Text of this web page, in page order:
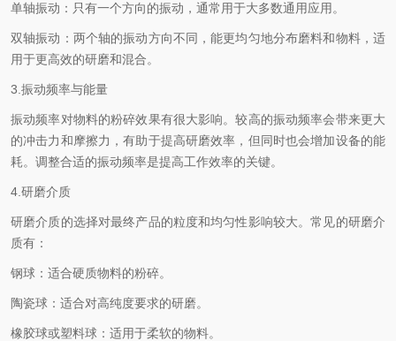
单轴振动：只有一个方向的振动，通常用于大多数通用应用。
双轴振动：两个轴的振动方向不同，能更均匀地分布磨料和物料，适
用于更高效的研磨和混合。
3.振动频率与能量
振动频率对物料的粉碎效果有很大影响。较高的振动频率会带来更大
的冲击力和摩擦力，有助于提高研磨效率，但同时也会增加设备的能
耗。调整合适的振动频率是提高工作效率的关键。
4.研磨介质
研磨介质的选择对最终产品的粒度和均匀性影响较大。常见的研磨介
质有：
钢球：适合硬质物料的粉碎。
陶瓷球：适合对高纯度要求的研磨。
橡胶球或塑料球：适用于柔软的物料。